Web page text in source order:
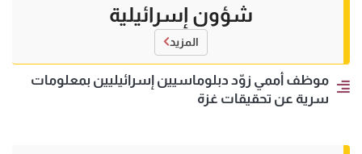
شؤون إسرائيلية
المزيد
موظف أممي زوّد دبلوماسيين إسرائيليين بمعلومات
سرية عن تحقيقات غزة